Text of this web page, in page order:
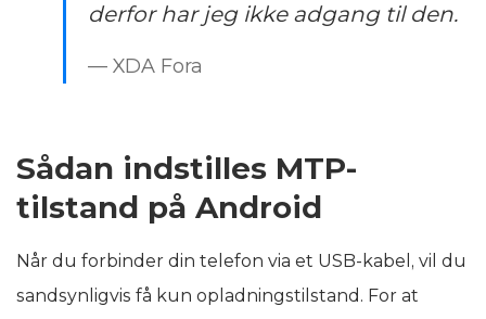
derfor har jeg ikke adgang til den.
— XDA Fora
Sådan indstilles MTP-
tilstand på Android
Når du forbinder din telefon via et USB-kabel, vil du
sandsynligvis få kun opladningstilstand. For at